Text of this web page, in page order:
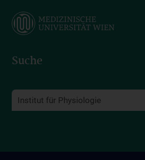
main
Suche